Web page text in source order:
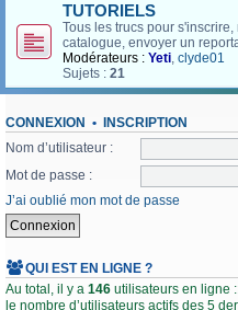
TUTORIELS
Tous les trucs pour
catalogue, envoyer un
Modérateurs : Yeti, clyde01
Sujets : 21
CONNEXION • INSCRIPTION
Nom d’utilisateur :
Mot de passe :
J’ai oublié mon mot de passe
QUI EST EN LIGNE ?
Au total, il y a 146 utilisateurs en ligne
le nombre d’utilisateurs actifs des 5